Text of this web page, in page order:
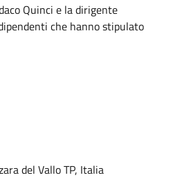
Quinci e la dirigente
che hanno stipulato
del Vallo TP, Italia